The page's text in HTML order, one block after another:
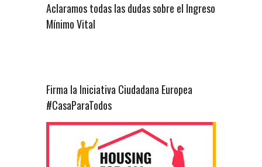
Aclaramos todas las dudas sobre el Ingreso
Mínimo Vital
Firma la Iniciativa Ciudadana Europea
#CasaParaTodos